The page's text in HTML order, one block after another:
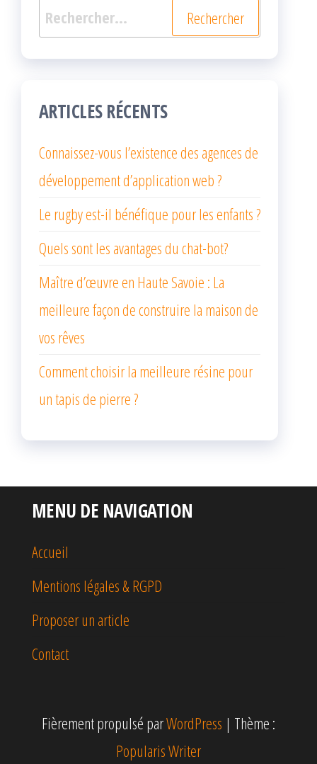
Rechercher :
ARTICLES RÉCENTS
Connaissez-vous l’existence des agences de
développement d’application web ?
Le rugby est-il bénéfique pour les enfants ?
Quels sont les avantages du chat-bot?
Maître d’œuvre en Haute Savoie : La
meilleure façon de construire la maison de
vos rêves
Comment choisir la meilleure résine pour
un tapis de pierre ?
MENU DE NAVIGATION
Accueil
Mentions légales & RGPD
Proposer un article
Contact
Fièrement propulsé parWordPress | Thème :
Popularis Writer